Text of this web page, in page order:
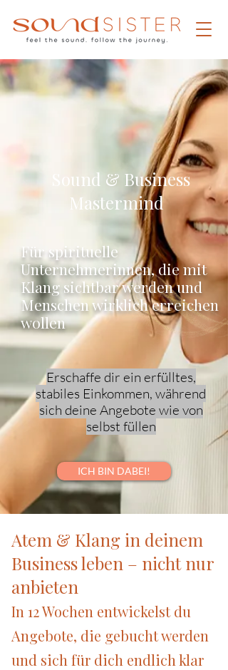
Sound & Business
Mastermind
Für spirituelle
Unternehmerinnen, die mit
Klang sichtbar werden und
Menschen wirklich erreichen
wollen
Erschaffe dir ein erfülltes,
stabiles Einkommen, während
sich deine Angebote wie von
selbst füllen
ICH BIN DABEI!
Atem & Klang in deinem
Business leben – nicht nur
anbieten
In 12 Wochen entwickelst du
Angebote, die gebucht werden
und sich für dich endlich klar